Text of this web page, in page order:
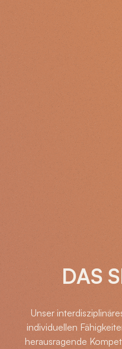
DAS
Unser
individuellen
herausragende